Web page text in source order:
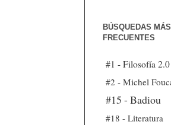
BÚSQUEDAS MÁS
FRECUENTES
#1 - Filosofía 2.0
#2 - Michel
#15 - Badiou
#18 - Literatura